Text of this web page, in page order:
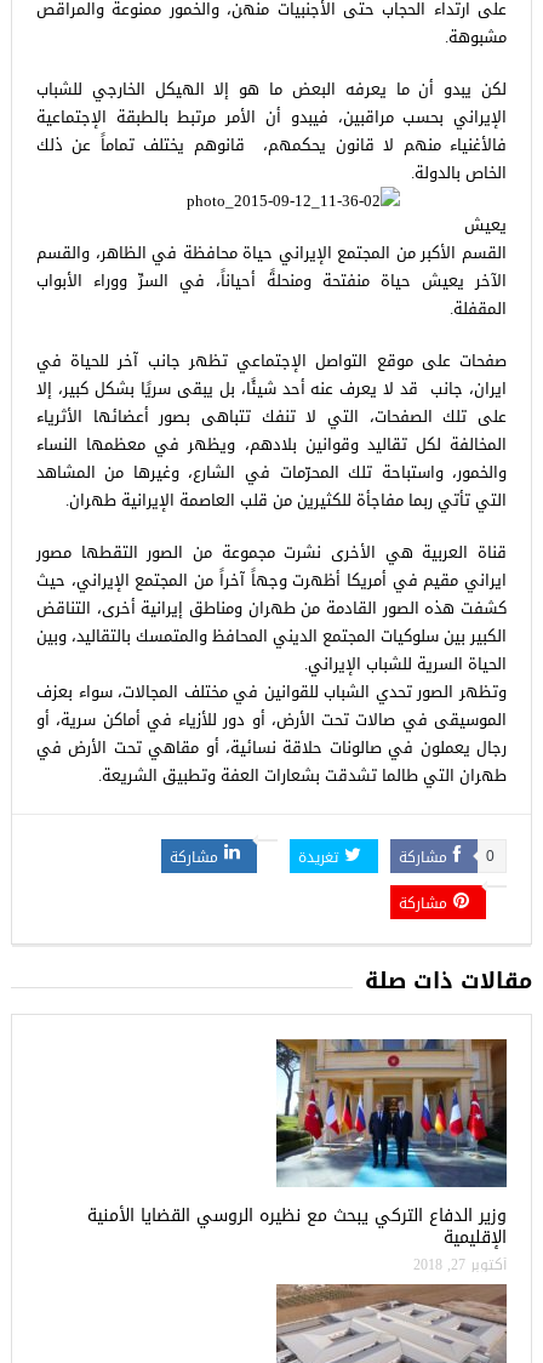
على ارتداء الحجاب حتى الأجنبيات منهن، والخمور ممنوعة والمراقص
مشبوهة.
لكن يبدو أن ما يعرفه البعض ما هو إلا الهيكل الخارجي للشباب
الإيراني بحسب مراقبين، فيبدو أن الأمر مرتبط بالطبقة الإجتماعية
فالأغنياء منهم لا قانون يحكمهم، قانوهم يختلف تماماً عن ذلك
الخاص بالدولة.
يعيش
القسم الأكبر من المجتمع الإيراني حياة محافظة في الظاهر، والقسم
الآخر يعيش حياة منفتحة ومنحلةً أحياناً، في السرِّ ووراء الأبواب
المقفلة.
صفحات على موقع التواصل الإجتماعي تظهر جانب آخر للحياة في
ايران، جانب قد لا يعرف عنه أحد شيئًا، بل يبقى سريًا بشكل كبير، إلا
على تلك الصفحات، التي لا تنفك تتباهى بصور أعضائها الأثرياء
المخالفة لكل تقاليد وقوانين بلادهم، ويظهر في معظمها النساء
والخمور، واستباحة تلك المحرّمات في الشارع، وغيرها من المشاهد
التي تأتي ربما مفاجأة للكثيرين من قلب العاصمة الإيرانية طهران.
قناة العربية هي الأخرى نشرت مجموعة من الصور التقطها مصور
ايراني مقيم في أمريكا أظهرت وجهاً آخراً من المجتمع الإيراني، حيث
كشفت هذه الصور القادمة من طهران ومناطق إيرانية أخرى، التناقض
الكبير بين سلوكيات المجتمع الديني المحافظ والمتمسك بالتقاليد، وبين
الحياة السرية للشباب الإيراني.
وتظهر الصور تحدي الشباب للقوانين في مختلف المجالات، سواء بعزف
الموسيقى في صالات تحت الأرض، أو دور للأزياء في أماكن سرية، أو
رجال يعملون في صالونات حلاقة نسائية، أو مقاهي تحت الأرض في
طهران التي طالما تشدقت بشعارات العفة وتطبيق الشريعة.
مشاركة 0 تغريدة
مشاركة
مشاركة
مقالات ذات صلة
وزير الدفاع التركي يبحث مع نظيره الروسي القضايا الأمنية
الإقليمية
أكتوبر 27, 2018